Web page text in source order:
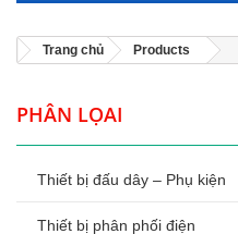
Trang chủ Products
PHÂN LỌAI
Thiết bị đấu dây – Phụ kiện
Thiết bị phân phối điện